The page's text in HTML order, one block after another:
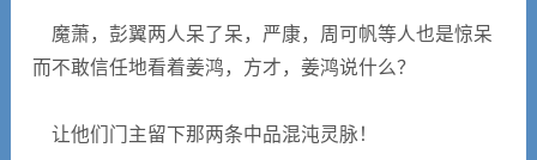
魔萧，彭翼两人呆了呆，严康，周可帆等人也是惊呆
而不敢信任地看着姜鸿，方才，姜鸿说什么？
让他们门主留下那两条中品混沌灵脉！